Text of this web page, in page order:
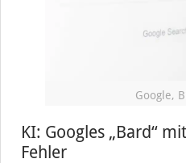
Google,
KI: Googles „Bard“
Fehler